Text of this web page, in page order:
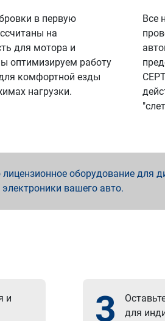
в первую
на
для мотора и
оптимизируем работу
комфортной езды
нагрузки.
Все
оборудование для
электроники вашего авто.
и
3
для